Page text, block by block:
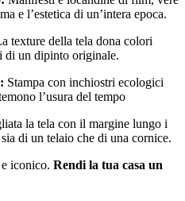
e l’estetica di un’intera epoca.
texture della tela dona colori
di un dipinto originale.
Stampa con inchiostri ecologici
l’usura del tempo
la tela con il margine lungo i
di un telaio che di una cornice.
iconico. Rendi la tua casa un